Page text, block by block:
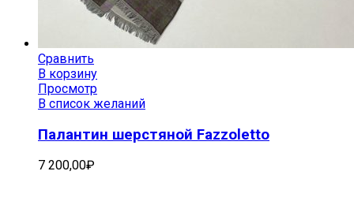
Сравнить
В корзину
Просмотр
В список желаний
Палантин шерстяной Fazzoletto
7 200,00₽